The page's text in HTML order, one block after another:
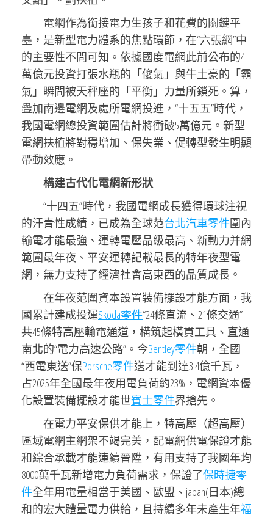
電網作為銜接電力生孩子和花費的關鍵平
臺，是新型電力體系的焦點環節，在“六張網”中
的主要性不問可知。依據國度電網此前公布的4
萬億元投資打張水瓶的「傻氣」與牛土豪的「霸
氣」瞬間被天秤座的「平衡」力量所鎖死。算，
疊加南邊電網及處所電網投進，“十五五”時代，
我國電網總投資範圍估計將衝破5萬億元。新型
電網扶植將對穩增加、保失業、促轉型發生明顯
帶動效應。
構建古代化電網新形狀
“十四五”時代，我國電網成長獲得環球注視
的汗青性成績，已成為全球范台北汽車零件圍內
輸電才能最強、運轉電壓品級最高、新動力并網
範圍最年夜、平安運轉記載最長的特年夜型電
網，無力支持了經濟社會高東西的品質成長。
在年夜范圍資本設置裝備擺設才能方面，我
國累計建成投運Skoda零件“24條直流、21條交通”
共45條特高壓輸電通道，構筑起橫貫工具、直通
南北的“電力高速公路”。今Bentley零件朝，全國
“西電東送”保Porsche零件送才能到達3.4億千瓦，
占2025年全國最年夜用電負荷約23%，電網資本優
化設置裝備擺設才能世賓士零件界搶先。
在電力平安保供才能上，特高壓（超高壓）
區域電網主網架不竭完美，配電網供電保證才能
和綜合承載才能連續晉陞，有用支持了我國年均
8000萬千瓦新增電力負荷需求，保證了保時捷零
件全年用電量相當于美國、歐盟、japan(日本)總
和的宏大體量電力供給，且持續多年未產生年福